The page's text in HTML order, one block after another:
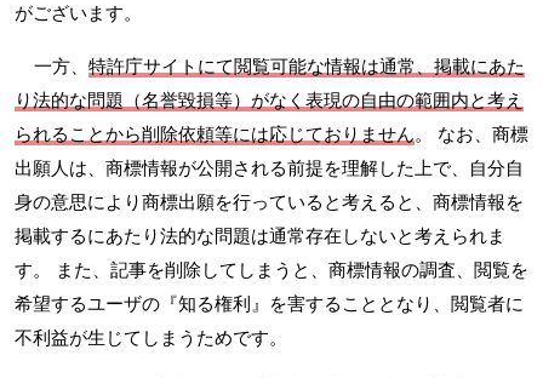
がございます。
一方、 特許庁サイトにて閲覧可能な情報は通常、掲載にあた
り法的な問題（名誉毀損等）がなく表現の自由の範囲内と考え
られることから削除依頼等には応じておりません。 なお、商標
出願人は、商標情報が公開される前提を理解した上で、自分自
身の意思により商標出願を行っていると考えると、商標情報を
掲載するにあたり法的な問題は通常存在しないと考えられま
す。 また、記事を削除してしまうと、商標情報の調査、閲覧を
希望するユーザの『知る権利』を害することとなり、閲覧者に
不利益が生じてしまうためです。